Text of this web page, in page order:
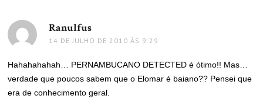
Ranulfus
14 DE JULHO DE 2010 ÀS 9:29
Hahahahahah… PERNAMBUCANO DETECTED é ótimo!! Mas…
verdade que poucos sabem que o Elomar é baiano?? Pensei que
era de conhecimento geral.